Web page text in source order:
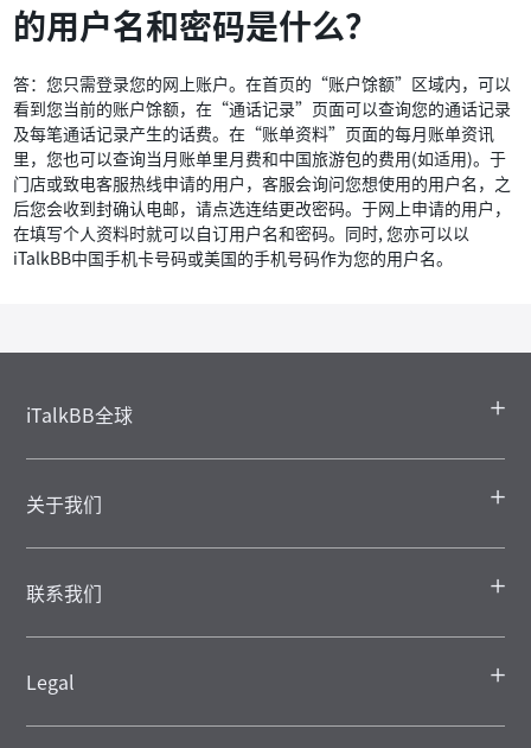
的用户名和密码是什么？
答：您只需登录您的网上账户。在首页的“账户馀额”区域内，可以
看到您当前的账户馀额，在“通话记录”页面可以查询您的通话记录
及每笔通话记录产生的话费。在“账单资料”页面的每月账单资讯
里，您也可以查询当月账单里月费和中国旅游包的费用(如适用)。于
门店或致电客服热线申请的用户，客服会询问您想使用的用户名，之
后您会收到封确认电邮，请点选连结更改密码。于网上申请的用户，
在填写个人资料时就可以自订用户名和密码。同时, 您亦可以以
iTalkBB中国手机卡号码或美国的手机号码作为您的用户名。
iTalkBB全球
关于我们
联系我们
Legal